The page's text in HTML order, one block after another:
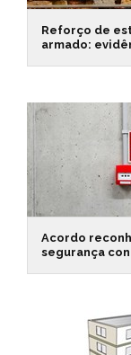
Reforço de
armado:
Acordo
segurança